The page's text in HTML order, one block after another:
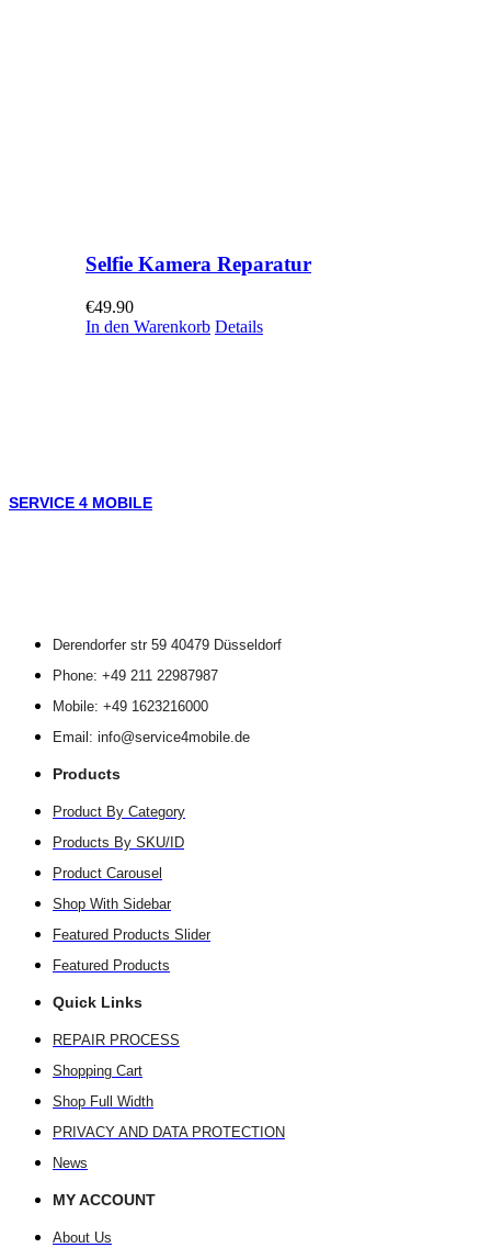
Selfie Kamera Reparatur
€49.90
In den Warenkorb Details
SERVICE 4 MOBILE
Derendorfer str 59 40479 Düsseldorf
Phone: +49 211 22987987
Mobile: +49 1623216000
Email: info@service4mobile.de
Products
Product By Category
Products By SKU/ID
Product Carousel
Shop With Sidebar
Featured Products Slider
Featured Products
Quick Links
REPAIR PROCESS
Shopping Cart
Shop Full Width
PRIVACY AND DATA PROTECTION
News
MY ACCOUNT
About Us